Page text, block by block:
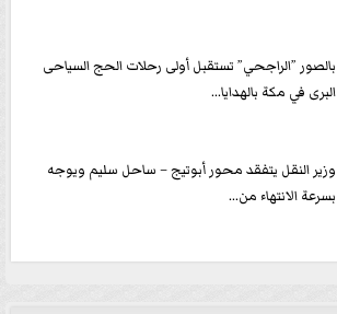
بالصور ”الراجحي” تستقبل أولى رحلات الحج السياحى
البرى في مكة بالهدايا...
وزير النقل يتفقد محور أبوتيج – ساحل سليم ويوجه
بسرعة الانتهاء من...